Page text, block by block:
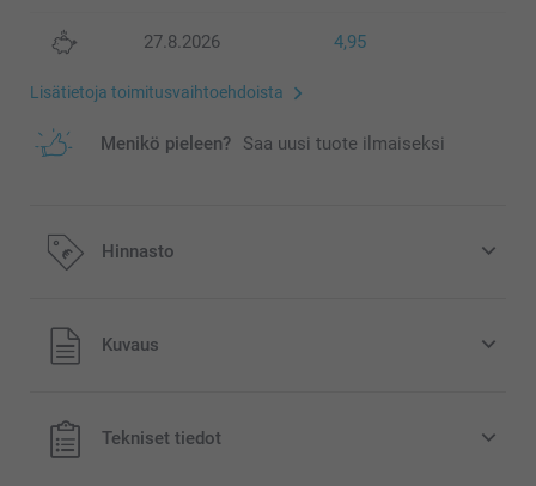
27.8.2026 4,95
Lisätietoja toimitusvaihtoehdoista
Menikö pieleen? Saa uusi tuote ilmaiseksi
Hinnasto
Kaikki hinnat ovat euroina, sisältävät arvonlisäveron ja
eivät sisällä postikuluja.
Kuvaus
Tekniset tiedot